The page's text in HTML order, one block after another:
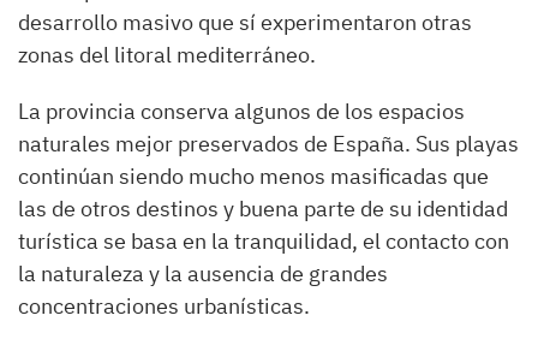
desarrollo masivo que sí experimentaron otras
zonas del litoral mediterráneo.
La provincia conserva algunos de los espacios
naturales mejor preservados de España. Sus playas
continúan siendo mucho menos masificadas que
las de otros destinos y buena parte de su identidad
turística se basa en la tranquilidad, el contacto con
la naturaleza y la ausencia de grandes
concentraciones urbanísticas.